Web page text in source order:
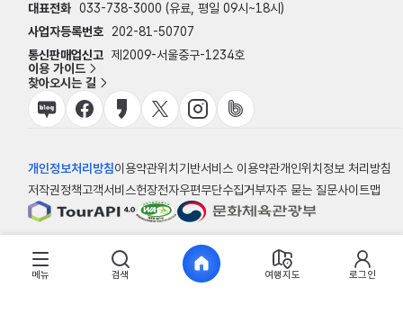
대표전화 033-738-3000 (유료, 평일 09시~18시)
사업자등록번호
202-81-50707
통신판매업신고 제2009-서울중구-1234호
이용 가이드
찾아오시는 길
개인정보처리방침이용약관위치기반서비스 이용약관개인위치정보 처리방침
저작권정책고객서비스헌장전자우편무단수집거부자주 묻는 질문사이트맵
© 한국관광공사
메뉴 검색 여행지도 로그인